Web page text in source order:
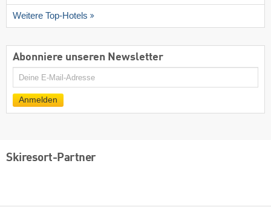
Weitere Top-Hotels
Abonniere unseren Newsletter
E-
Anmelden
Skiresort-Partner